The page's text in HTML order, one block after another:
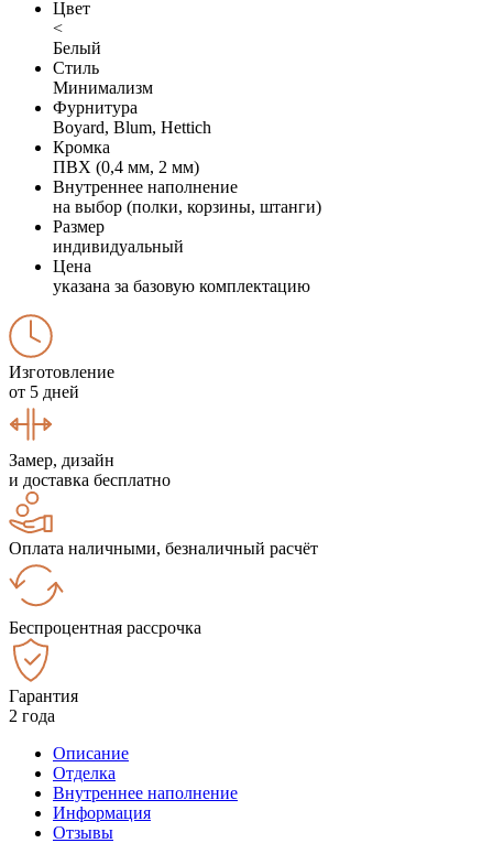
Цвет
<
Белый
Стиль
Минимализм
Фурнитура
Boyard, Blum, Hettich
Кромка
ПВХ (0,4 мм, 2 мм)
Внутреннее наполнение
на выбор (полки, корзины, штанги)
Размер
индивидуальный
Цена
указана за базовую комплектацию
Изготовление
от 5 дней
Замер, дизайн
и доставка бесплатно
Оплата наличными, безналичный расчёт
Беспроцентная рассрочка
Гарантия
2 года
Описание
Отделка
Внутреннее наполнение
Информация
Отзывы